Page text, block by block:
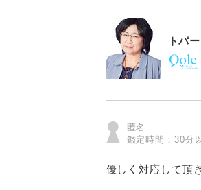
トパ
匿名
鑑定時間：30
優しく対応して頂